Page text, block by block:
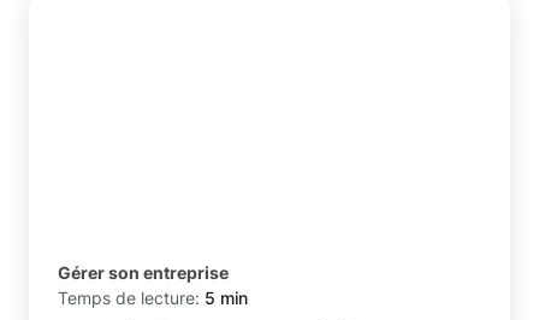
Gérer son entreprise
Temps de lecture: 5 min